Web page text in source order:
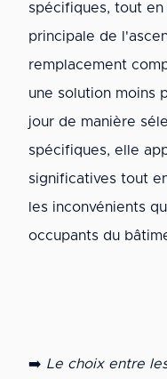
spécifiques, tout
principale de
remplacement
une solution moins
jour de manière
spécifiques, elle
significatives tout
les inconvénients
occupants du
➡️ Le choix entre